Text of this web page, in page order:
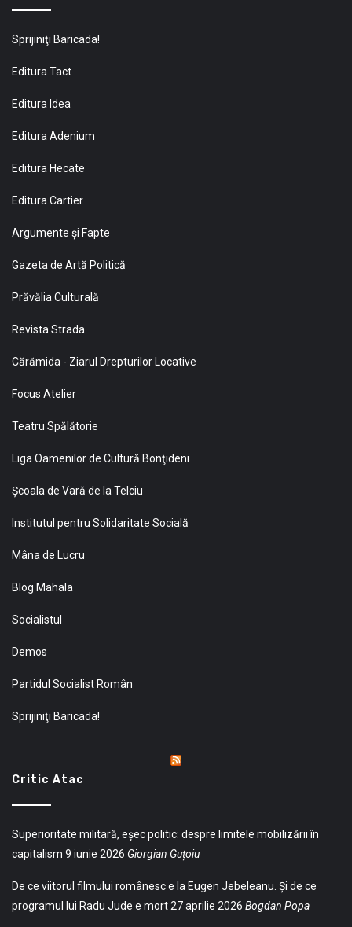
Sprijiniţi Baricada!
Editura Tact
Editura Idea
Editura Adenium
Editura Hecate
Editura Cartier
Argumente și Fapte
Gazeta de Artă Politică
Prăvălia Culturală
Revista Strada
Cărămida - Ziarul Drepturilor Locative
Focus Atelier
Teatru Spălătorie
Liga Oamenilor de Cultură Bonţideni
Şcoala de Vară de la Telciu
Institutul pentru Solidaritate Socială
Mâna de Lucru
Blog Mahala
Socialistul
Demos
Partidul Socialist Român
Sprijiniţi Baricada!
Critic Atac
Superioritate militară, eșec politic: despre limitele mobilizării în
capitalism 9 iunie 2026 Giorgian Guțoiu
De ce viitorul filmului românesc e la Eugen Jebeleanu. Și de ce
programul lui Radu Jude e mort27 aprilie 2026 Bogdan Popa